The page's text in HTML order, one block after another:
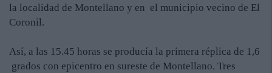
la localidad de Montellano y en el municipio vecino de El
Coronil.
Así, a las 15.45 horas se producía la primera réplica de 1,6
grados con epicentro en sureste de Montellano. Tres